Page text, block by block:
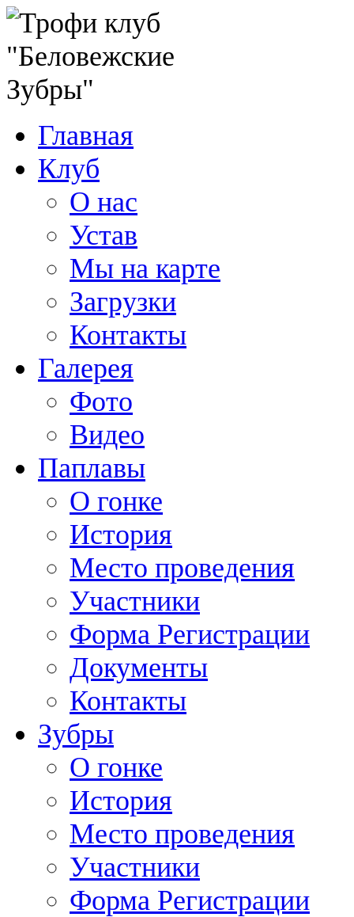
Главная
Клуб
О нас
Устав
Мы на карте
Загрузки
Контакты
Галерея
Фото
Видео
Паплавы
О гонке
История
Место проведения
Участники
Форма Регистрации
Документы
Контакты
Зубры
О гонке
История
Место проведения
Участники
Форма Регистрации